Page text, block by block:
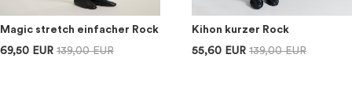
Magic stretch einfacher Rock
69,50 EUR 139,00 EUR
Kihon kurzer Rock
55,60 EUR 139,00 EUR